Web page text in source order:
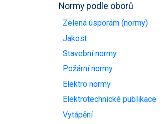
Normy podle oborů
Zelená úsporám (normy)
Jakost
Stavební normy
Požární normy
Elektro normy
Elektrotechnické publikace
Vytápění